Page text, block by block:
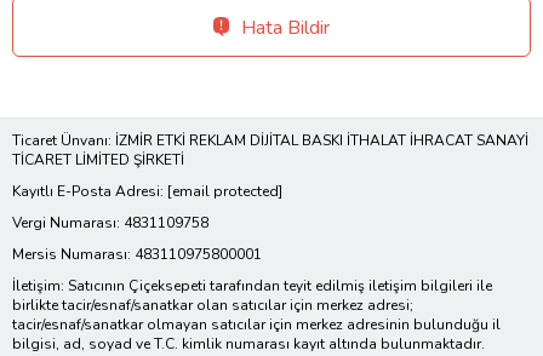
Hata Bildir
Ticaret Ünvanı: İZMİR ETKİ REKLAM DİJİTAL BASKI İTHALAT İHRACAT SANAYİ
TİCARET LİMİTED ŞİRKETİ
Kayıtlı E-Posta Adresi: [email protected]
Vergi Numarası: 4831109758
Mersis Numarası: 483110975800001
İletişim: Satıcının Çiçeksepeti tarafından teyit edilmiş iletişim bilgileri ile
birlikte tacir/esnaf/sanatkar olan satıcılar için merkez adresi;
tacir/esnaf/sanatkar olmayan satıcılar için merkez adresinin bulunduğu il
bilgisi, ad, soyad ve T.C. kimlik numarası kayıt altında bulunmaktadır.